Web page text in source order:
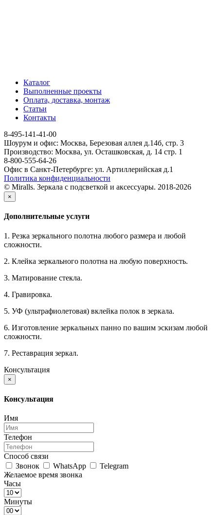
Каталог
Выполненные проекты
Оплата, доставка, монтаж
Статьи
Контакты
8-495-141-41-00
Шоурум и офис: Москва, Березовая аллея д.14б, стр. 3
Производство: Москва, ул. Осташковская, д. 14 стр. 1
8-800-555-64-26
Офис в Санкт-Петербурге: ул. Артиллерийская д.1
Политика конфиденциальности
© Miralls. Зеркала с подсветкой и аксессуары. 2018-2026
×
Дополнительные услуги
1. Резка зеркального полотна любого размера и любой
сложности.
2. Клейка зеркального полотна на любую поверхность.
3. Матирование стекла.
4. Гравировка.
5. УФ (ультрафиолетовая) вклейка полок в зеркала.
6. Изготовление зеркальных панно по вашим эскизам любой
сложности.
7. Реставрация зеркал.
Консультация
×
Консультация
Имя
Телефон
Способ связи
Звонок
WhatsApp
Telegram
Желаемое время звонка
Часы
Минуты